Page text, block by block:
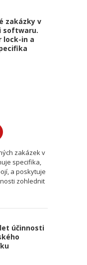
zakázky v
softwaru.
lock-in a
zakázek v
specifika,
a poskytuje
zohlednit
účinnosti